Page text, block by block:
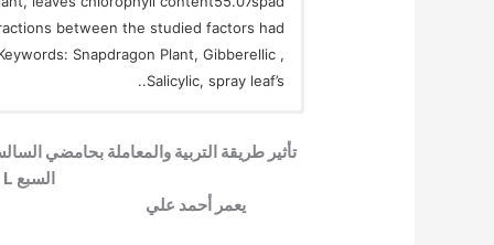
between the studied factors had
Snapdragon Plant, Gibberellic ,
Salicylic, spray leaf’s..
تأثير طريقة التربية والمعاملة بحامضي
السبع Antirrhinum majus L.
يعمر أحمد علي عبد